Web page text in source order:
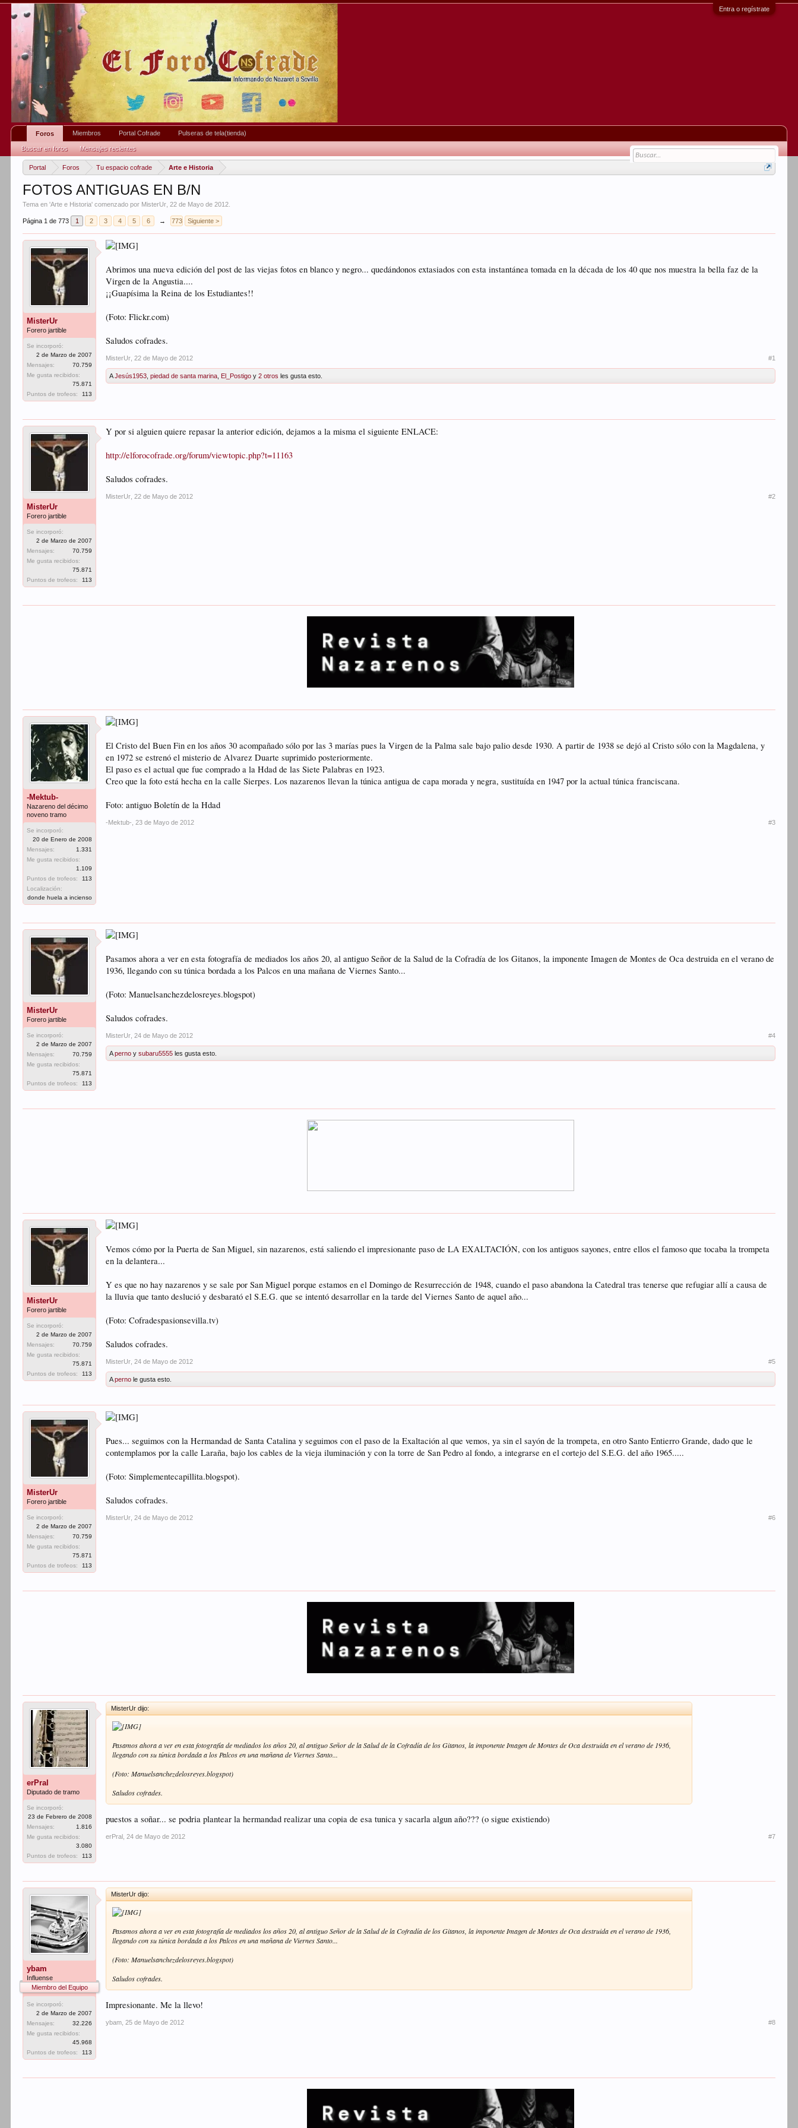
Entra o regístrate
Portal Foros Tu espacio cofrade Arte e Historia
FOTOS ANTIGUAS EN B/N
Tema en 'Arte e Historia' comenzado por MisterUr ,22 de Mayo de 2012
Página 1 de 773 1 2 3 4 5 6 → 773 Siguiente >
MisterUr
Forero jartible
Se incorporó:
2 de Marzo de 2007
Mensajes:
70.759
Me gusta recibidos:
75.871
Puntos de trofeos:
113
Abrimos una nueva edición del post de las viejas fotos en blanco y negro... quedándonos extasiados con esta instantánea tomada en la década de los 40 que nos muestra la bella faz de la
Virgen de la Angustia....
¡¡Guapísima la Reina de los Estudiantes!!
(Foto: Flickr.com)
Saludos cofrades.
MisterUr 22 de Mayo de 2012 #1
AJesús1953 ,piedad de santa marina ,El_Postigo y2 otros les gusta esto.
MisterUr
Forero jartible
Se incorporó:
2 de Marzo de 2007
Mensajes:
70.759
Me gusta recibidos:
75.871
Puntos de trofeos:
113
Y por si alguien quiere repasar la anterior edición, dejamos a la misma el siguiente ENLACE:
http://elforocofrade.org/forum/viewtopic.php?t=11163
Saludos cofrades.
MisterUr 22 de Mayo de 2012 #2
-Mektub-
Nazareno del décimo
noveno tramo
Se incorporó:
20 de Enero de 2008
Mensajes:
1.331
Me gusta recibidos:
1.109
Puntos de trofeos:
113
Localización:
donde huela a incienso
El Cristo del Buen Fin en los años 30 acompañado sólo por las 3 marías pues la Virgen de la Palma sale bajo palio desde 1930. A partir de 1938 se dejó al Cristo sólo con la Magdalena, y
en 1972 se estrenó el misterio de Alvarez Duarte suprimido posteriormente.
El paso es el actual que fue comprado a la Hdad de las Siete Palabras en 1923.
Creo que la foto está hecha en la calle Sierpes. Los nazarenos llevan la túnica antigua de capa morada y negra, sustituída en 1947 por la actual túnica franciscana.
Foto: antiguo Boletín de la Hdad
-Mektub- 23 de Mayo de 2012 #3
MisterUr
Forero jartible
Se incorporó:
2 de Marzo de 2007
Mensajes:
70.759
Me gusta recibidos:
75.871
Puntos de trofeos:
113
Pasamos ahora a ver en esta fotografía de mediados los años 20, al antiguo Señor de la Salud de la Cofradía de los Gitanos, la imponente Imagen de Montes de Oca destruida en el verano de
1936, llegando con su túnica bordada a los Palcos en una mañana de Viernes Santo...
(Foto: Manuelsanchezdelosreyes.blogspot)
Saludos cofrades.
MisterUr 24 de Mayo de 2012 #4
Aperno ysubaru5555 les gusta esto.
MisterUr
Forero jartible
Se incorporó:
2 de Marzo de 2007
Mensajes:
70.759
Me gusta recibidos:
75.871
Puntos de trofeos:
113
Vemos cómo por la Puerta de San Miguel, sin nazarenos, está saliendo el impresionante paso de LA EXALTACIÓN, con los antiguos sayones, entre ellos el famoso que tocaba la trompeta
en la delantera...
Y es que no hay nazarenos y se sale por San Miguel porque estamos en el Domingo de Resurrección de 1948, cuando el paso abandona la Catedral tras tenerse que refugiar allí a causa de
la lluvia que tanto deslució y desbarató el S.E.G. que se intentó desarrollar en la tarde del Viernes Santo de aquel año...
(Foto: Cofradespasionsevilla.tv)
Saludos cofrades.
MisterUr 24 de Mayo de 2012 #5
Aperno le gusta esto.
MisterUr
Forero jartible
Se incorporó:
2 de Marzo de 2007
Mensajes:
70.759
Me gusta recibidos:
75.871
Puntos de trofeos:
113
Pues... seguimos con la Hermandad de Santa Catalina y seguimos con el paso de la Exaltación al que vemos, ya sin el sayón de la trompeta, en otro Santo Entierro Grande, dado que le
contemplamos por la calle Laraña, bajo los cables de la vieja iluminación y con la torre de San Pedro al fondo, a integrarse en el cortejo del S.E.G. del año 1965.....
(Foto: Simplementecapillita.blogspot).
Saludos cofrades.
MisterUr 24 de Mayo de 2012 #6
erPral
Diputado de tramo
Se incorporó:
23 de Febrero de 2008
Mensajes:
1.816
Me gusta recibidos:
3.080
Puntos de trofeos:
113
MisterUr dijo:
Pasamos ahora a ver en esta fotografía de mediados los años 20, al antiguo Señor de la Salud de la Cofradía de los Gitanos, la imponente Imagen de Montes de Oca destruida en el verano de 1936,
llegando con su túnica bordada a los Palcos en una mañana de Viernes Santo...
(Foto: Manuelsanchezdelosreyes.blogspot)
Saludos cofrades.
puestos a soñar... se podria plantear la hermandad realizar una copia de esa tunica y sacarla algun año??? (o sigue existiendo)
erPral 24 de Mayo de 2012 #7
ybam
Influense
Miembro del Equipo
Se incorporó:
2 de Marzo de 2007
Mensajes:
32.226
Me gusta recibidos:
45.968
Puntos de trofeos:
113
MisterUr dijo:
Pasamos ahora a ver en esta fotografía de mediados los años 20, al antiguo Señor de la Salud de la Cofradía de los Gitanos, la imponente Imagen de Montes de Oca destruida en el verano de 1936,
llegando con su túnica bordada a los Palcos en una mañana de Viernes Santo...
(Foto: Manuelsanchezdelosreyes.blogspot)
Saludos cofrades.
Impresionante. Me la llevo!
ybam 25 de Mayo de 2012 #8
Foros
Buscar en foros Mensajes recientes
Miembros Portal Cofrade Pulseras de tela(tienda)